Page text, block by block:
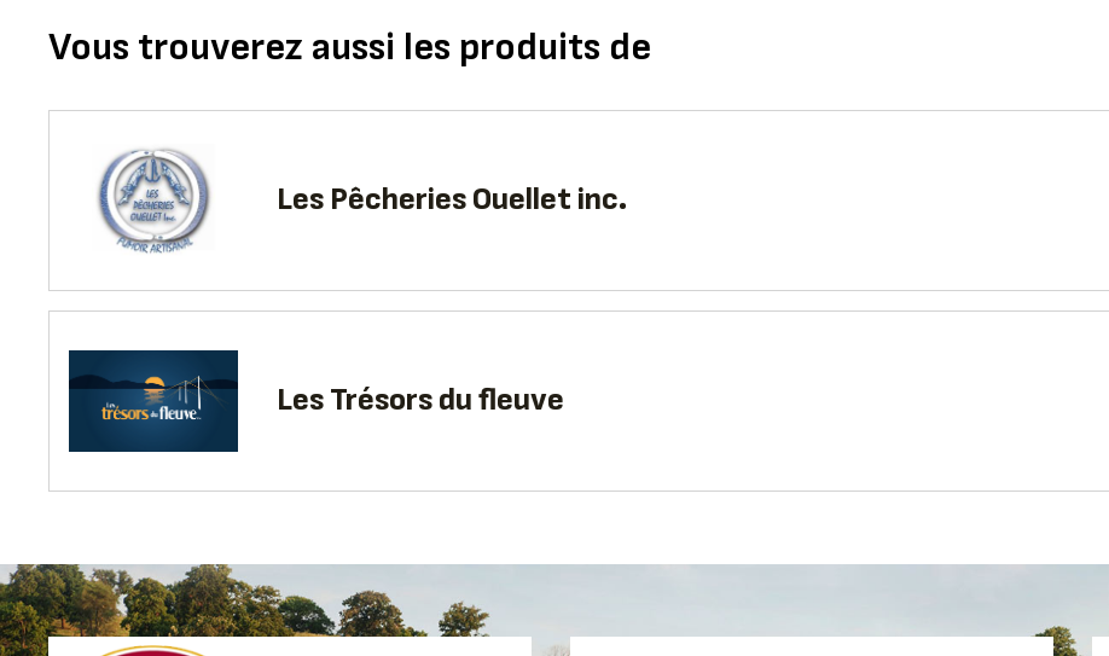
Vous trouverez aussi les produits de
Les Pêcheries Ouellet inc.
Les Trésors du fleuve